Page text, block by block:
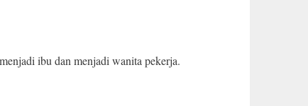
ibu dan menjadi wanita pekerja.